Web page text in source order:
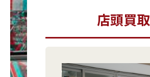
店頭買取